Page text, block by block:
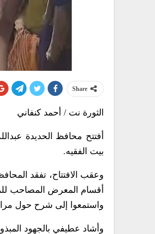
Share
الثورة نت / أحمد كنفاني
أفتتح محافظ الحديدة
بيت الفقيه.
وعقب الافتتاح، تفقد
أقسام المعرض المصاحب
واستمعوا إلى شرح حول
وأشاد عطيفي بالجهود